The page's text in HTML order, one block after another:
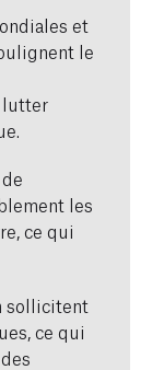
et
le
lutter
les
ce qui
sollicitent
ce qui